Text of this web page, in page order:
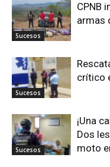
Sucesos
CPNB
armas
Sucesos
crítico
Sucesos
¡Una
Dos
moto